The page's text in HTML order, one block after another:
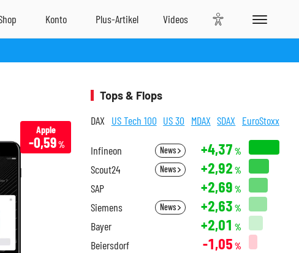
Apple
-0,59%
Tops & Flops
DAX US Tech 100 US 30 MDAX SDAX EuroStoxx
Infineon News +4,37 %
Scout24 News +2,92 %
SAP +2,69 %
Siemens News +2,63 %
Bayer +2,01 %
Beiersdorf -1,05 %